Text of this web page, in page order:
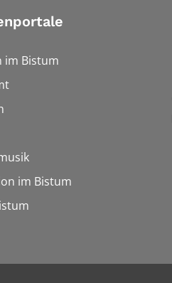
im Bistum
im Bistum